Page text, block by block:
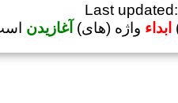
Last
ابداء واژه (های) آغازیدن